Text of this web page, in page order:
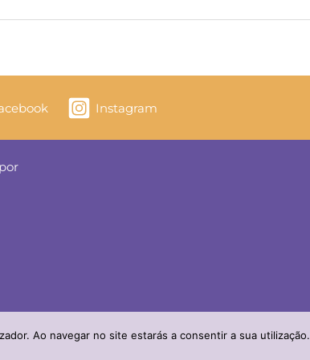
Instagram
Ao navegar no site estarás a consentir a sua utilização.